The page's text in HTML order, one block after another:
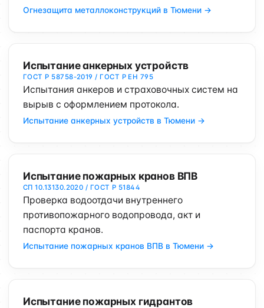
Огнезащита металлоконструкций в Тюмени →
Испытание анкерных устройств
ГОСТ Р 58758-2019 / ГОСТ Р ЕН 795
Испытания анкеров и страховочных систем на
вырыв с оформлением протокола.
Испытание анкерных устройств в Тюмени →
Испытание пожарных кранов ВПВ
СП 10.13130.2020 / ГОСТ Р 51844
Проверка водоотдачи внутреннего
противопожарного водопровода, акт и
паспорта кранов.
Испытание пожарных кранов ВПВ в Тюмени →
Испытание пожарных гидрантов